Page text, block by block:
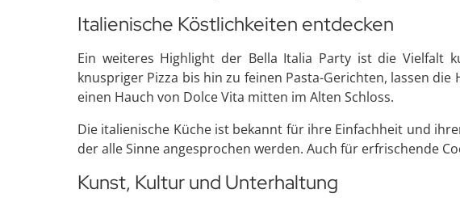
Italienische Köstlichkeiten entdecken
Ein weiteres Highlight der Bella Italia Party ist die Vielfalt
knuspriger Pizza bis hin zu feinen Pasta-Gerichten, lassen
einen Hauch von Dolce Vita mitten im Alten Schloss.
Die italienische Küche ist bekannt für ihre Einfachheit und
der alle Sinne angesprochen werden. Auch für erfrischende
Kunst, Kultur und Unterhaltung